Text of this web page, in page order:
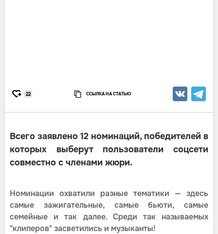
22 ССЫЛКА НА СТАТЬЮ
Всего заявлено 12 номинаций, победителей в
которых выберут пользователи соцсети
совместно с членами жюри.
Номинации охватили разные тематики — здесь
самые зажигательные, самые бьюти, самые
семейные и так далее. Среди так называемых
"клиперов" засветились и музыканты!